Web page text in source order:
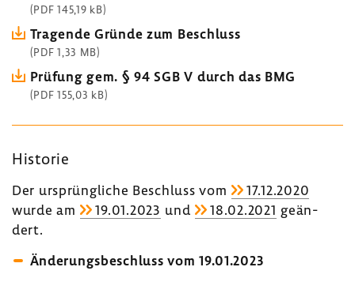
(PDF 145,19 kB)
Tragende Gründe zum Beschluss
(PDF 1,33 MB)
Prüfung gem. § 94 SGB V durch das BMG
(PDF 155,03 kB)
Historie
Der ursprüng­liche Beschluss vom
17.12.2020
wurde am
19.01.2023 und 18.02.2021 geän­
dert.
Ände­rungs­be­schluss vom 19.01.2023